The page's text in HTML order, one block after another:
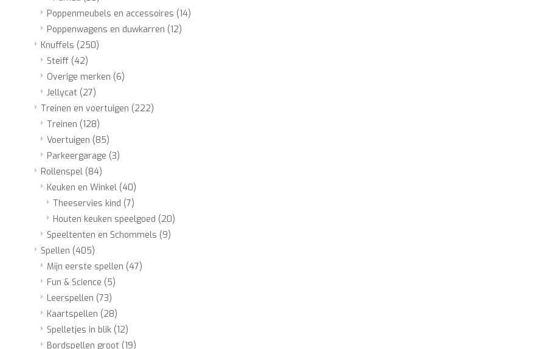
Poppenmeubels en accessoires (14)
Poppenwagens en duwkarren (12)
Knuffels (250)
Steiff (42)
Overige merken (6)
Jellycat (27)
Treinen en voertuigen (222)
Treinen (128)
Voertuigen (85)
Parkeergarage (3)
Rollenspel (84)
Keuken en Winkel (40)
Theeservies kind (7)
Houten keuken speelgoed (20)
Speeltenten en Schommels (9)
Spellen (405)
Mijn eerste spellen (47)
Fun & Science (5)
Leerspellen (73)
Kaartspellen (28)
Spelletjes in blik (12)
Bordspellen groot (19)